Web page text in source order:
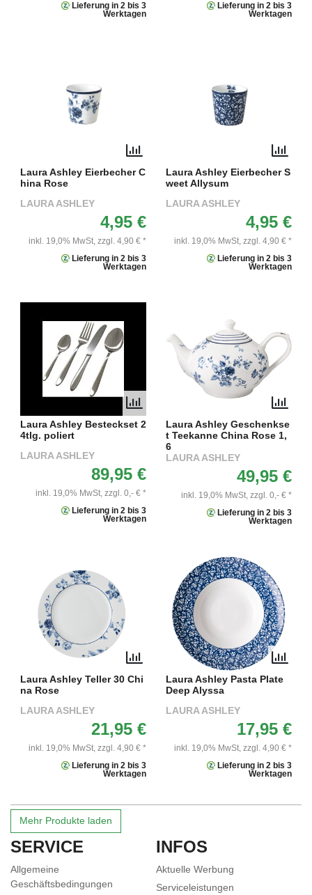
Lieferung in 2 bis 3
Werktagen
Lieferung in 2 bis 3
Werktagen
Laura Ashley Eierbecher C
hina Rose
LAURA ASHLEY
4,95 €
inkl. 19,0% MwSt, zzgl. 4,90 € *
Lieferung in 2 bis 3
Werktagen
Laura Ashley Eierbecher S
weet Allysum
LAURA ASHLEY
4,95 €
inkl. 19,0% MwSt, zzgl. 4,90 € *
Lieferung in 2 bis 3
Werktagen
Laura Ashley Besteckset 2
4tlg. poliert
LAURA ASHLEY
89,95 €
inkl. 19,0% MwSt, zzgl. 0,- € *
Lieferung in 2 bis 3
Werktagen
Laura Ashley Geschenkse
t Teekanne China Rose 1,
6
LAURA ASHLEY
49,95 €
inkl. 19,0% MwSt, zzgl. 0,- € *
Lieferung in 2 bis 3
Werktagen
Laura Ashley Teller 30 Chi
na Rose
LAURA ASHLEY
21,95 €
inkl. 19,0% MwSt, zzgl. 4,90 € *
Lieferung in 2 bis 3
Werktagen
Laura Ashley Pasta Plate
Deep Alyssa
LAURA ASHLEY
17,95 €
inkl. 19,0% MwSt, zzgl. 4,90 € *
Lieferung in 2 bis 3
Werktagen
Mehr Produkte laden
SERVICE
Allgemeine
Geschäftsbedingungen
INFOS
Aktuelle Werbung
Serviceleistungen